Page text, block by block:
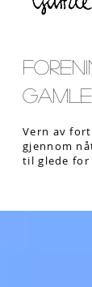
Vern av
gjennom
til glede